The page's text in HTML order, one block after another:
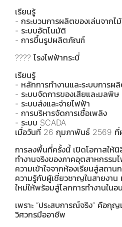
เรียนรู้
- กระบวนการผลิตของเล่นจากไ
- ระบบอัตโนมัติ
- การขึ้นรูปผลิตภัณฑ์
???? โรงไฟฟ้ากระบี่
เรียนรู้
- หลักการทำงานและระบบการผ
- ระบบจัดการของเสียและมลพิษ
- ระบบส่งและจ่ายไฟฟ้า
- การบริหารจัดการเชื้อเพลิง
- ระบบ SCADA
เมื่อวันที่ 26 กุมภาพันธ์ 2569 ที่
การลงพื้นที่ครั้งนี้ เปิดโอกาสให้นิ
ทำงานจริงของภาคอุตสาหกรรม
ความเข้าใจจากห้องเรียนสู่สถา
ความรู้กับผู้เชี่ยวชาญในสายงาน
ใหม่ให้พร้อมสู่โลกการทำงานในอ
เพราะ “ประสบการณ์จริง” คือกุ
วิศวกรมืออาชีพ